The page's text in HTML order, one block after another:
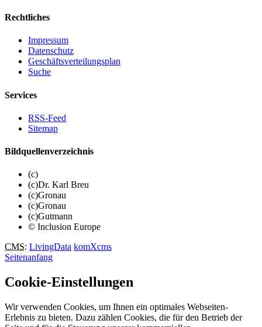
Rechtliches
Impressum
Datenschutz
Geschäftsverteilungsplan
Suche
Services
RSS-Feed
Sitemap
Bildquellenverzeichnis
(c)
(c)Dr. Karl Breu
(c)Gronau
(c)Gronau
(c)Gutmann
© Inclusion Europe
CMS: LivingData komXcms
Seitenanfang
Cookie-Einstellungen
Wir verwenden Cookies, um Ihnen ein optimales Webseiten-
Erlebnis zu bieten. Dazu zählen Cookies, die für den Betrieb der